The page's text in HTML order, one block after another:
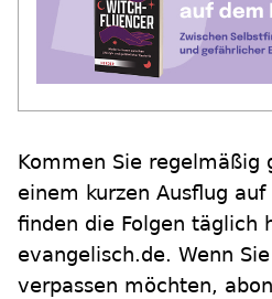
Kommen Sie regelmäßig
einem kurzen Ausflug
finden die Folgen täglich
evangelisch.de. Wenn
verpassen möchten,